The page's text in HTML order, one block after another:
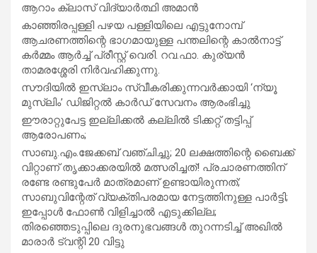
ആറാം ക്ലാസ് വിദ്യാർത്ഥി അമാൻ
കാഞ്ഞിരപ്പള്ളി പഴയ പള്ളിയിലെ എട്ടുനോമ്പ്
ആചരണത്തിന്റെ ഭാഗമായുള്ള പന്തലിന്റെ കാൽനാട്ട്
കർമ്മം ആർച്ച് പ്രീസ്റ്റ് വെരി. റവ.ഫാ. കുര്യൻ
താമരശ്ശേരി നിർവഹിക്കുന്നു.
സൗദിയില്‍ ഇസ്‌ലാം സ്വീകരിക്കുന്നവര്‍ക്കായി ‘ന്യൂ
മുസ്ലിം’ ഡിജിറ്റല്‍ കാര്‍ഡ് സേവനം ആരംഭിച്ചു
ഈരാറ്റുപേട്ട ഇല്ലിക്കൽ കല്ലിൽ ടിക്കറ്റ് തട്ടിപ്പ്
ആരോപണം;
സാബു.എം.ജേക്കബ് വഞ്ചിച്ചു; 20 ലക്ഷത്തിന്റെ ബൈക്ക്
വിറ്റാണ് തൃക്കാക്കരയില്‍ മത്സരിച്ചത്! പ്രചാരണത്തിന്
രണ്ടേ രണ്ടുപേര്‍ മാത്രമാണ് ഉണ്ടായിരുന്നത്;
സാബുവിന്റേത് വ്യക്തിപരമായ നേട്ടത്തിനുള്ള പാര്‍ട്ടി;
ഇപ്പോള്‍ ഫോണ്‍ വിളിച്ചാല്‍ എടുക്കില്ല;
തിരഞ്ഞെടുപ്പിലെ ദുരനുഭവങ്ങള്‍ തുറന്നടിച്ച് അഖില്‍
മാരാര്‍ ട്വന്റി 20 വിട്ടു